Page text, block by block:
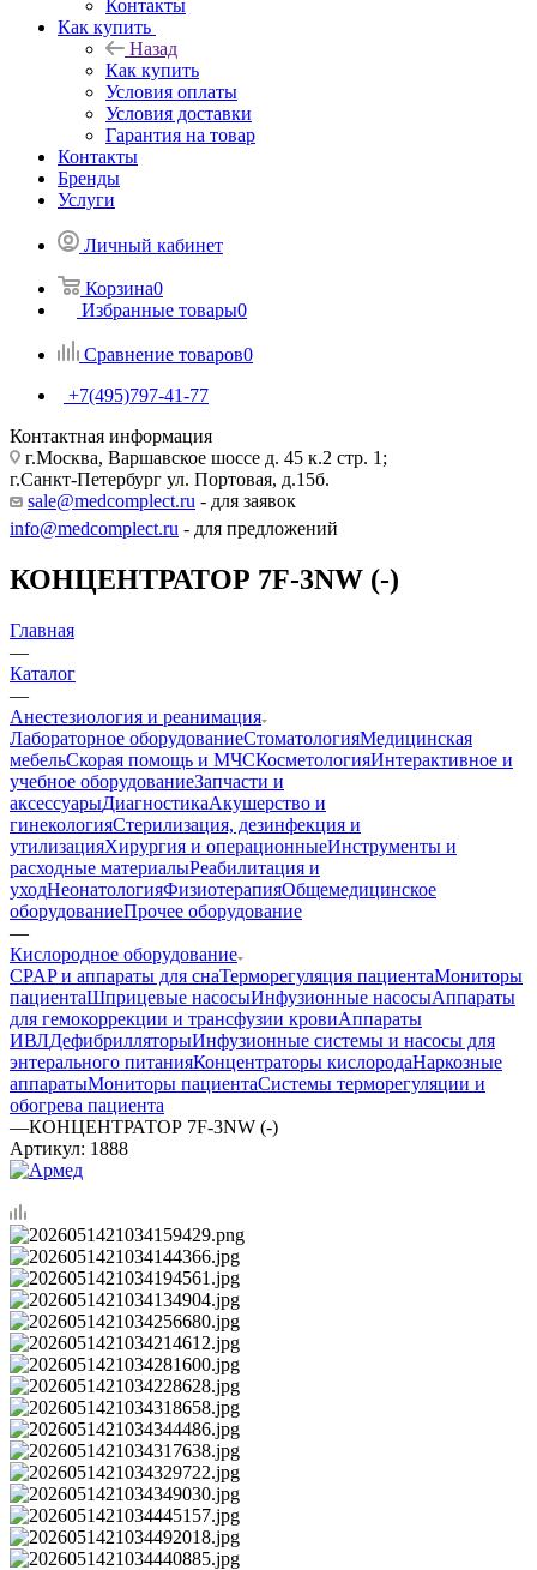
Контакты
Как купить
Назад
Как купить
Условия оплаты
Условия доставки
Гарантия на товар
Контакты
Бренды
Услуги
Личный кабинет
Корзина0
Избранные товары0
Сравнение товаров0
+7(495)797-41-77
Контактная информация
г.Москва, Варшавское шоссе д. 45 к.2 стр. 1;
г.Санкт-Петербург ул. Портовая, д.15б.
sale@medcomplect.ru - для заявок
info@medcomplect.ru - для предложений
КОНЦЕНТРАТОР 7F-3NW (-)
Главная
—
Каталог
—
Анестезиология и реанимация
Лабораторное оборудованиеСтоматологияМедицинская
мебельСкорая помощь и МЧСКосметологияИнтерактивное и
учебное оборудованиеЗапчасти и
аксессуарыДиагностикаАкушерство и
гинекологияСтерилизация, дезинфекция и
утилизацияХирургия и операционныеИнструменты и
расходные материалыРеабилитация и
уходНеонатологияФизиотерапияОбщемедицинское
оборудованиеПрочее оборудование
—
Кислородное оборудование
CPAP и аппараты для снаТерморегуляция пациентаМониторы
пациентаШприцевые насосыИнфузионные насосыАппараты
для гемокоррекции и трансфузии кровиАппараты
ИВЛДефибрилляторыИнфузионные системы и насосы для
энтерального питанияКонцентраторы кислородаНаркозные
аппаратыМониторы пациентаСистемы терморегуляции и
обогрева пациента
—КОНЦЕНТРАТОР 7F-3NW (-)
Артикул: 1888